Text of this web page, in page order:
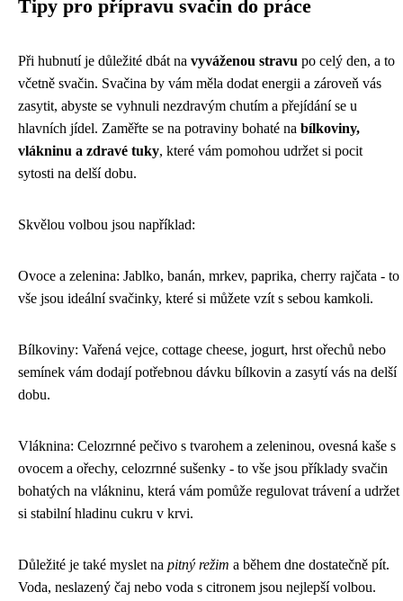
Tipy pro přípravu svačin do práce
Při hubnutí je důležité dbát na vyváženou stravu po celý den, a to
včetně svačin. Svačina by vám měla dodat energii a zároveň vás
zasytit, abyste se vyhnuli nezdravým chutím a přejídání se u
hlavních jídel. Zaměřte se na potraviny bohaté na bílkoviny,
vlákninu a zdravé tuky, které vám pomohou udržet si pocit
sytosti na delší dobu.
Skvělou volbou jsou například:
Ovoce a zelenina: Jablko, banán, mrkev, paprika, cherry rajčata - to
vše jsou ideální svačinky, které si můžete vzít s sebou kamkoli.
Bílkoviny: Vařená vejce, cottage cheese, jogurt, hrst ořechů nebo
semínek vám dodají potřebnou dávku bílkovin a zasytí vás na delší
dobu.
Vláknina: Celozrnné pečivo s tvarohem a zeleninou, ovesná kaše s
ovocem a ořechy, celozrnné sušenky - to vše jsou příklady svačin
bohatých na vlákninu, která vám pomůže regulovat trávení a udržet
si stabilní hladinu cukru v krvi.
Důležité je také myslet na pitný režim a během dne dostatečně pít.
Voda, neslazený čaj nebo voda s citronem jsou nejlepší volbou.